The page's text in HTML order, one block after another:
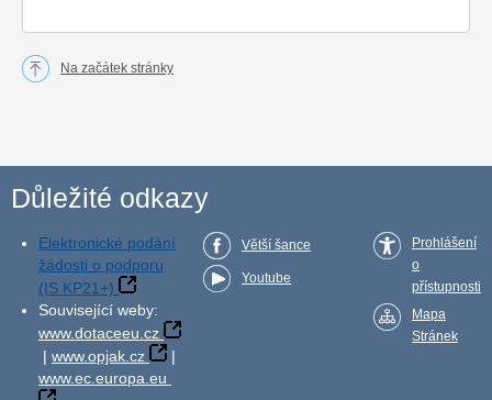
Na začátek stránky
Důležité odkazy
Elektronické podání
žádosti o podporu
(IS KP21+)
Související weby:
www.dotaceeu.cz
| www.opjak.cz
|
www.ec.europa.eu
Větší šance
Youtube
Prohlášení
o
přístupnosti
Mapa
Stránek